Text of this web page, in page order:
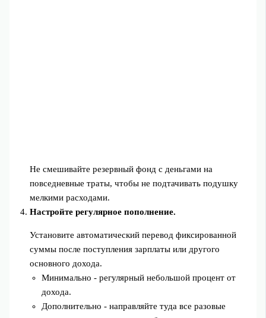
Не смешивайте резервный фонд с деньгами на
повседневные траты, чтобы не подтачивать подушку
мелкими расходами.
Настройте регулярное пополнение.
Установите автоматический перевод фиксированной
суммы после поступления зарплаты или другого
основного дохода.
Минимально - регулярный небольшой процент от
дохода.
Дополнительно - направляйте туда все разовые